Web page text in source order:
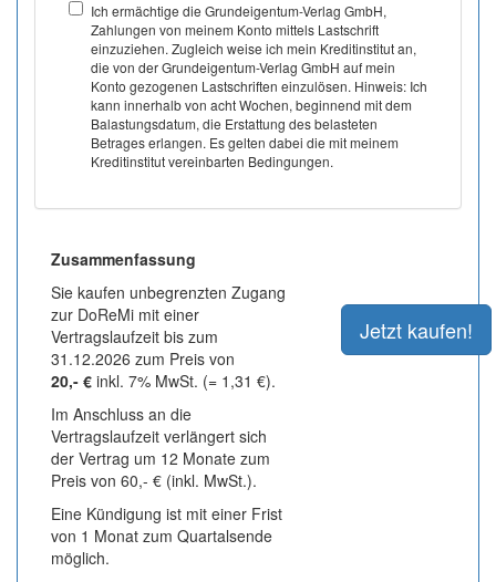
Ich ermächtige die Grundeigentum-Verlag GmbH,
Zahlungen von meinem Konto mittels Lastschrift
einzuziehen. Zugleich weise ich mein Kreditinstitut an,
die von der Grundeigentum-Verlag GmbH auf mein
Konto gezogenen Lastschriften einzulösen. Hinweis: Ich
kann innerhalb von acht Wochen, beginnend mit dem
Balastungsdatum, die Erstattung des belasteten
Betrages erlangen. Es gelten dabei die mit meinem
Kreditinstitut vereinbarten Bedingungen.
Zusammenfassung
Sie kaufen unbegrenzten Zugang
zur DoReMi mit einer
Vertragslaufzeit bis zum
31.12.2026 zum Preis von
20,- € inkl. 7% MwSt. (= 1,31 €).
Im Anschluss an die
Vertragslaufzeit verlängert sich
der Vertrag um 12 Monate zum
Preis von 60,- € (inkl. MwSt.).
Eine Kündigung ist mit einer Frist
von 1 Monat zum Quartalsende
möglich.